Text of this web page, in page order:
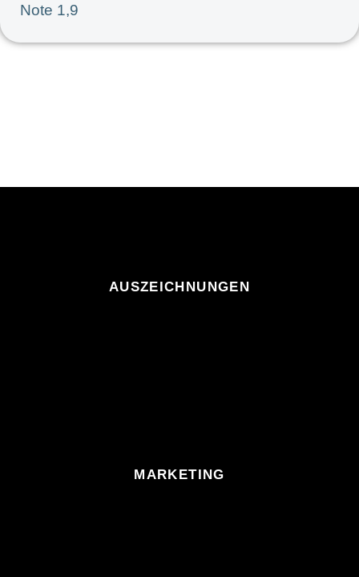
Note 1,9
AUSZEICHNUNGEN
MARKETING